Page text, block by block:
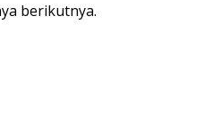
berikutnya.